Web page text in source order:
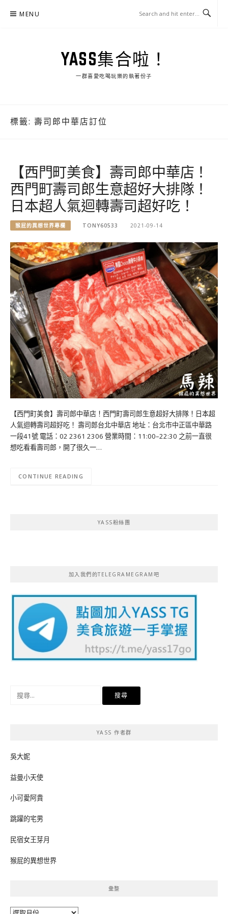
MENU
YASS集合啦！
一群喜愛吃喝玩樂的執著份子
標籤: 壽司郎中華店訂位
【西門町美食】壽司郎中華店！
西門町壽司郎生意超好大排隊！
日本超人氣迴轉壽司超好吃！
猴屁的異想世界專欄 TONY60533 2021-09-14
【西門町美食】壽司郎中華店！西門町壽司郎生意超好大排隊！日本超
人氣迴轉壽司超好吃！ 壽司郎台北中華店 地址：台北市中正區中華路
一段41號 電話：02 2361 2306 營業時間：11:00–22:30 之前一直很
想吃看看壽司郎，開了很久一…
CONTINUE READING
YASS粉絲團
加入我們的TELEGRAMEGRAM吧
YASS 作者群
吳大妮
益曼小天使
小可愛阿貴
跳躍的宅男
民宿女王芽月
猴屁的異想世界
彙整
彙